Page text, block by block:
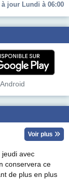
jour Lundi à 06:00
Android
Voir plus
jeudi avec
conservera ce
de plus en plus